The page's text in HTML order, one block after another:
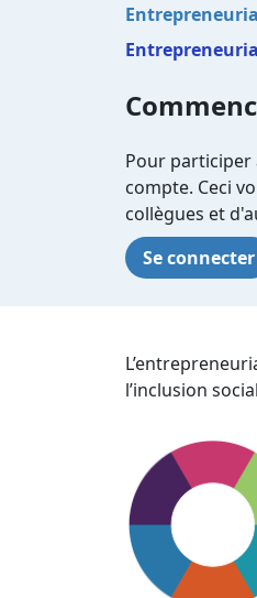
Pour participer
compte. Ceci
collègues et
Se connecter
l’inclusion